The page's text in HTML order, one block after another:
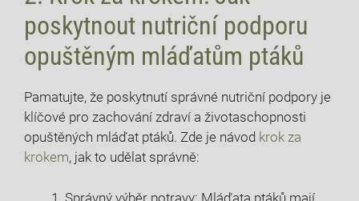
poskytnout nutriční podporu
opuštěným mláďatům ptáků
Pamatujte, že poskytnutí správné nutriční podpory je
klíčové pro zachování zdraví a životaschopnosti
opuštěných mláďat ptáků. Zde je návod krok za
krokem, jak to udělat správně:
Správný výběr potravy: Mláďata ptáků mají